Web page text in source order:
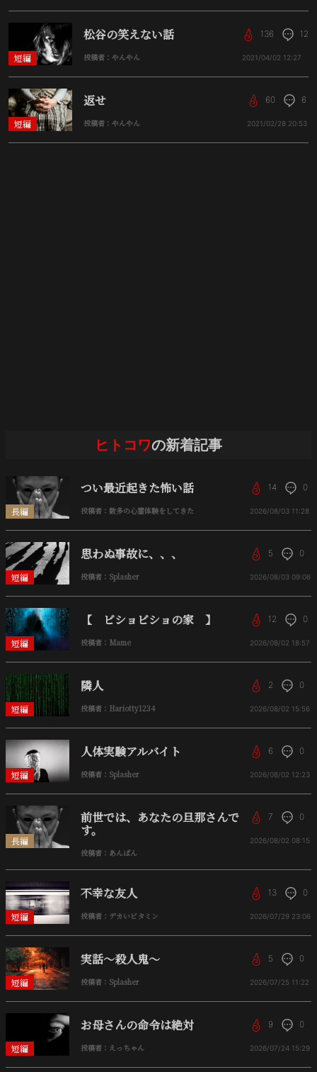
短編
松谷の笑えない話
投稿者：やんやん
136 12
2021/04/02 12:27
短編
返せ
投稿者：やんやん
60 6
2021/02/28 20:53
ヒトコワの新着記事
長編
つい最近起きた怖い話
投稿者：数多の心霊体験をしてきた
14 0
2026/08/03 11:28
短編
思わぬ事故に、、、
投稿者：Splasher
5 0
2026/08/03 09:06
短編
【 ビショビショの家 】
投稿者：Mame
12 0
2026/08/02 18:57
短編
隣人
投稿者：Hariotty1234
2 0
2026/08/02 15:56
短編
人体実験アルバイト
投稿者：Splasher
6 0
2026/08/02 12:23
長編
前世では、あなたの旦那さんで
す。
投稿者：あんぱん
7 0
2026/08/02 08:15
短編
不幸な友人
投稿者：デカいビタミン
13 0
2026/07/29 23:06
短編
実話〜殺人鬼〜
投稿者：Splasher
5 0
2026/07/25 11:22
短編
お母さんの命令は絶対
投稿者：えっちゃん
9 0
2026/07/24 15:29